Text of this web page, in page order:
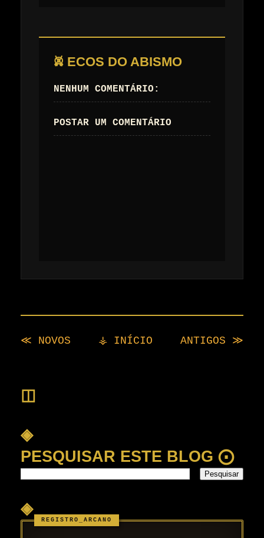
𖤙 ECOS DO ABISMO
NENHUM COMENTÁRIO:
POSTAR UM COMENTÁRIO
≪ NOVOS ⚶ INÍCIO ANTIGOS ≫
◫
◈
PESQUISAR ESTE BLOG ⨀
◈